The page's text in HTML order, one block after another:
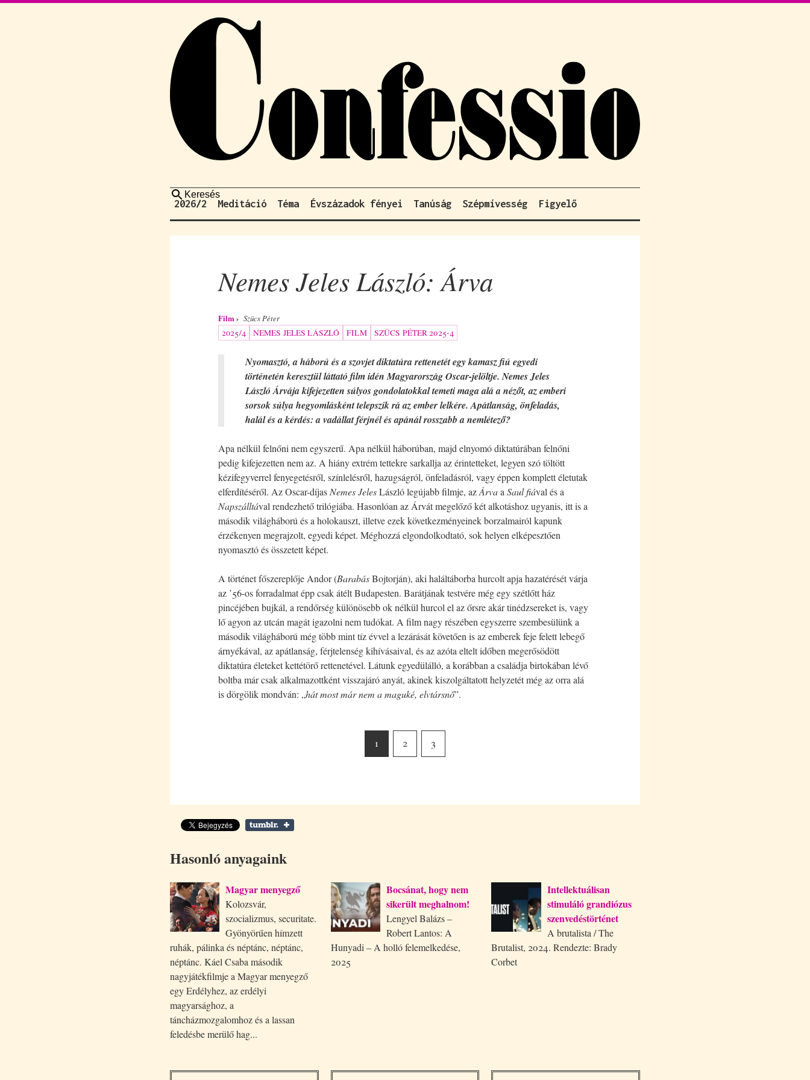
Keresés
2026/2 Meditáció Téma Évszázadok fényei Tanúság Szépmívesség Figyelő
Nemes Jeles László: Árva
Film Szücs Péter
2025/4 NEMES JELES LÁSZLÓ FILM SZÜCS PÉTER 2025-4
Nyomasztó, a háború és a szovjet diktatúra rettenetét egy kamasz fiú egyedi
történetén keresztül láttató film idén Magyarország Oscar-jelöltje. Nemes Jeles
László Árvája kifejezetten súlyos gondolatokkal temeti maga alá a nézőt, az emberi
sorsok súlya hegyomlásként telepszik rá az ember lelkére. Apátlanság, önfeladás,
halál és a kérdés: a vadállat férjnél és apánál rosszabb a nemlétező?
Apa nélkül felnőni nem egyszerű. Apa nélkül háborúban, majd elnyomó diktatúrában felnőni
pedig kifejezetten nem az. A hiány extrém tettekre sarkallja az érintetteket, legyen szó töltött
kézifegyverrel fenyegetésről, színlelésről, hazugságról, önfeladásról, vagy éppen komplett életutak
elferdítéséről. Az Oscar-díjas Nemes JelesLászló legújabb filmje, azÁrvaa Saul fiával és a
Napszálltával rendezhető trilógiába. Hasonlóan az Árvát megelőző két alkotáshoz ugyanis, itt is a
második világháború és a holokauszt, illetve ezek következményeinek borzalmairól kapunk
érzékenyen megrajzolt, egyedi képet. Méghozzá elgondolkodtató, sok helyen elképesztően
nyomasztó és összetett képet.
A történet főszereplője Andor (BarabásBojtorján), aki haláltáborba hurcolt apja hazatérését várja
az ’56-os forradalmat épp csak átélt Budapesten. Barátjának testvére még egy szétlőtt ház
pincéjében bujkál, a rendőrség különösebb ok nélkül hurcol el az őrsre akár tinédzsereket is, vagy
lő agyon az utcán magát igazolni nem tudókat. A film nagy részében egyszerre szembesülünk a
második világháború még több mint tíz évvel a lezárását követően is az emberek feje felett lebegő
árnyékával, az apátlanság, férjtelenség kihívásaival, és az azóta eltelt időben megerősödött
diktatúra életeket kettétörő rettenetével. Látunk egyedülálló, a korábban a családja birtokában lévő
boltba már csak alkalmazottként visszajáró anyát, akinek kiszolgáltatott helyzetét még az orra alá
is dörgölik mondván: „hát most már nem a maguké, elvtársnő”.
1 2 3
Hasonló anyagaink
Magyar menyegző
Kolozsvár,
szocializmus, securitate.
Gyönyörűen hímzett
ruhák, pálinka és néptánc, néptánc,
néptánc. Káel Csaba második
nagyjátékfilmje a Magyar menyegző
egy Erdélyhez, az erdélyi
magyarsághoz, a
táncházmozgalomhoz és a lassan
feledésbe merülő hag...
Bocsánat, hogy nem
sikerült meghalnom!
Lengyel Balázs –
Robert Lantos: A
Hunyadi – A holló felemelkedése,
2025
Intellektuálisan
stimuláló grandiózus
szenvedéstörténet
A brutalista / The
Brutalist, 2024. Rendezte: Brady
Corbet